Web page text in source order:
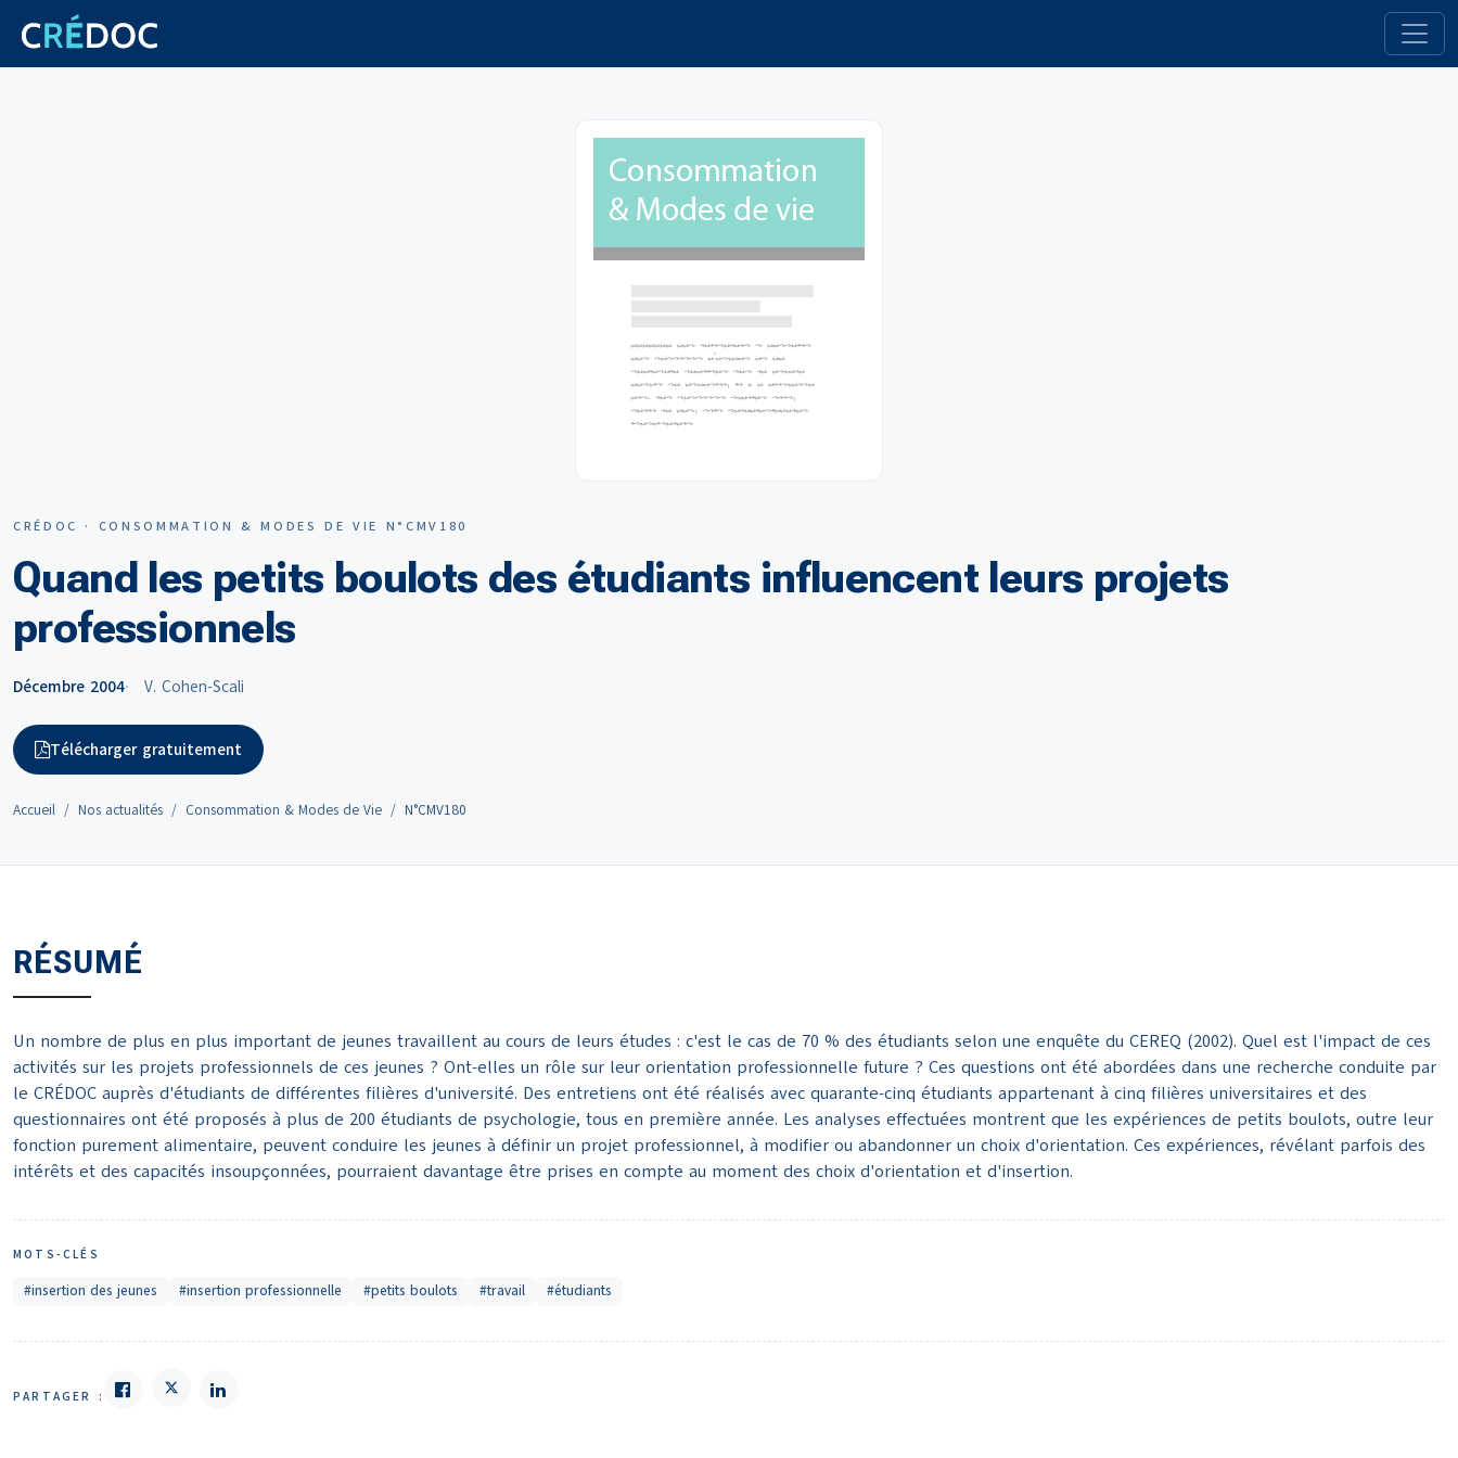
CRÉDOC · CONSOMMATION & MODES DE VIE N°CMV180
Quand les petits boulots des étudiants influencent leurs projets
professionnels
Décembre 2004 V. Cohen-Scali
Télécharger gratuitement
Accueil Nos actualités Consommation & Modes de Vie N°CMV180
RÉSUMÉ
Un nombre de plus en plus important de jeunes travaillent au cours de leurs études : c'est le cas de 70 % des étudiants selon une enquête du CEREQ (2002). Quel est l'impact de ces
activités sur les projets professionnels de ces jeunes ? Ont-elles un rôle sur leur orientation professionnelle future ? Ces questions ont été abordées dans une recherche conduite par
le CRÉDOC auprès d'étudiants de différentes filières d'université. Des entretiens ont été réalisés avec quarante-cinq étudiants appartenant à cinq filières universitaires et des
questionnaires ont été proposés à plus de 200 étudiants de psychologie, tous en première année. Les analyses effectuées montrent que les expériences de petits boulots, outre leur
fonction purement alimentaire, peuvent conduire les jeunes à définir un projet professionnel, à modifier ou abandonner un choix d'orientation. Ces expériences, révélant parfois des
intérêts et des capacités insoupçonnées, pourraient davantage être prises en compte au moment des choix d'orientation et d'insertion.
MOTS-CLÉS
#insertion des jeunes #insertion professionnelle #petits boulots #travail #étudiants
PARTAGER :